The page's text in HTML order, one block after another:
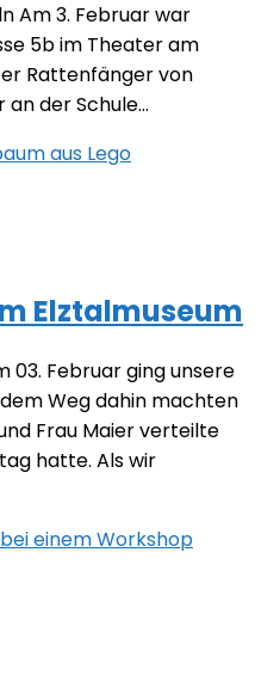
Am 3. Februar war
5b im Theater am
Rattenfänger von
an der Schule...
Elztalmuseum
03. Februar ging unsere
Weg dahin machten
Frau Maier verteilte
hatte. Als wir